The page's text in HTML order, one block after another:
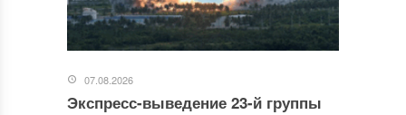
07.08.2026
Экспресс-выведение 23-й группы